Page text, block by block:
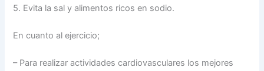
5. Evita la sal y alimentos ricos en sodio.
En cuanto al ejercicio;
– Para realizar actividades cardiovasculares los mejores